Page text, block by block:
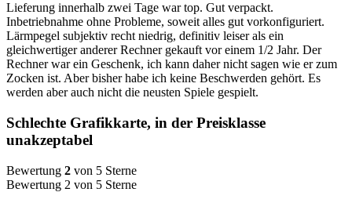
Lieferung innerhalb zwei Tage war top. Gut verpackt.
Inbetriebnahme ohne Probleme, soweit alles gut vorkonfiguriert.
Lärmpegel subjektiv recht niedrig, definitiv leiser als ein
gleichwertiger anderer Rechner gekauft vor einem 1/2 Jahr. Der
Rechner war ein Geschenk, ich kann daher nicht sagen wie er zum
Zocken ist. Aber bisher habe ich keine Beschwerden gehört. Es
werden aber auch nicht die neusten Spiele gespielt.
Schlechte Grafikkarte, in der Preisklasse
unakzeptabel
Bewertung 2 von 5 Sterne
Bewertung 2 von 5 Sterne